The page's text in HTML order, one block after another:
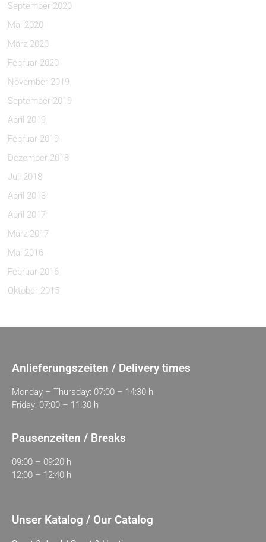
September 2020
Mai 2020
März 2020
Februar 2020
November 2019
September 2019
April 2019
Februar 2019
Dezember 2018
Juli 2018
April 2018
April 2017
März 2017
Mai 2016
Februar 2016
Oktober 2015
Anlieferungszeiten / Delivery times
Monday – Thursday: 07:00 – 14:30 h
Friday: 07:00 – 11:30 h
Pausenzeiten / Breaks
09:00 – 09:20 h
12:00 – 12:40 h
Unser Katalog / Our Catalog